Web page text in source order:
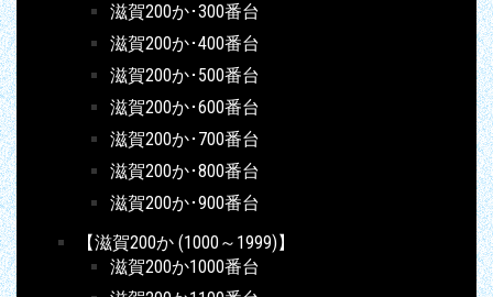
滋賀200か･300番台
滋賀200か･400番台
滋賀200か･500番台
滋賀200か･600番台
滋賀200か･700番台
滋賀200か･800番台
滋賀200か･900番台
【滋賀200か (1000～1999)】
滋賀200か1000番台